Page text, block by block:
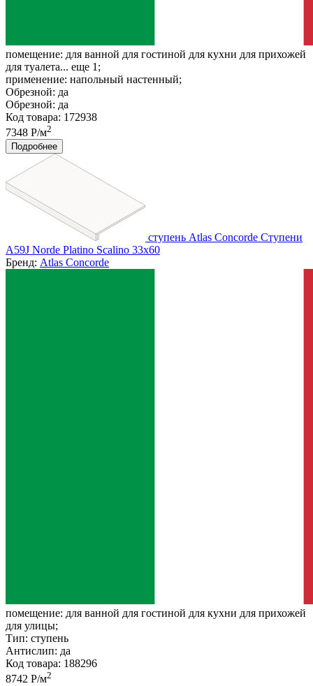
помещение: для ванной для гостиной для кухни для прихожей
для туалета... еще 1;
применение: напольный настенный;
Обрезной: да
Обрезной: да
Код товара: 172938
7348 Р/м2
Подробнее
ступень Atlas Concorde Ступени
A59J Norde Platino Scalino 33x60
Бренд: Atlas Concorde
помещение: для ванной для гостиной для кухни для прихожей
для улицы;
Тип: ступень
Антислип: да
Код товара: 188296
8742 Р/м2